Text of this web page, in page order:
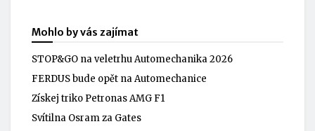
Mohlo by vás zajímat
STOP&GO na veletrhu Automechanika 2026
FERDUS bude opět na Automechanice
Získej triko Petronas AMG F1
Svítilna Osram za Gates